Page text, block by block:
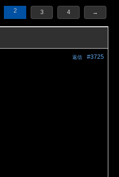
2 3 4 →
#3725
返信